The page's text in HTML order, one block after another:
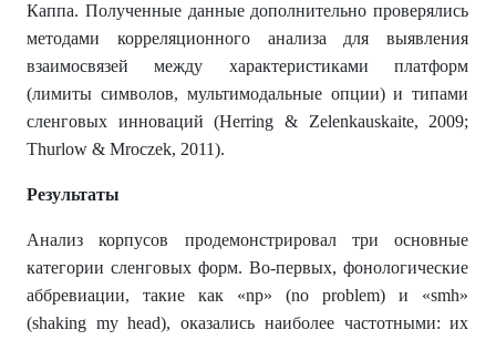
Каппа. Полученные данные дополнительно проверялись
методами корреляционного анализа для выявления
взаимосвязей между характеристиками платформ
(лимиты символов, мультимодальные опции) и типами
сленговых инноваций (Herring & Zelenkauskaite, 2009;
Thurlow & Mroczek, 2011).
Результаты
Анализ корпусов продемонстрировал три основные
категории сленговых форм. Во-первых, фонологические
аббревиации, такие как «np» (no problem) и «smh»
(shaking my head), оказались наиболее частотными: их